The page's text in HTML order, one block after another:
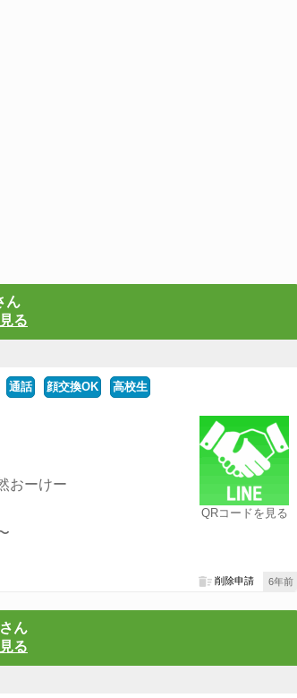
ん
る
通話 顔交換OK 高校生
QRコードを見る
おーけー
6年前
削除申請
ん
る